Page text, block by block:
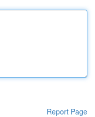
Report Page